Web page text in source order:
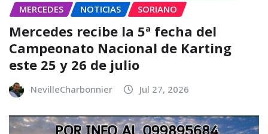
MERCEDES
NOTICIAS SORIANO
Mercedes recibe la 5ª fecha del
Campeonato Nacional de Karting
este 25 y 26 de julio
NevilleCharbonnier Jul 27, 2026